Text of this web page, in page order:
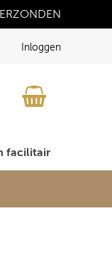
Inloggen
facilitair